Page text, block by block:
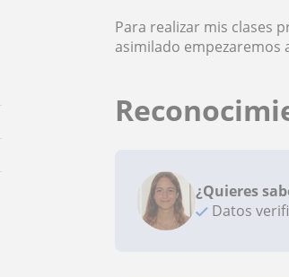
Para realizar mis clases
asimilado empezaremos
¿Quieres
Datos